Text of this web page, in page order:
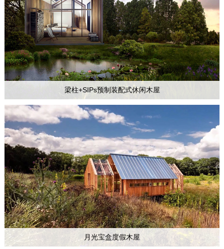
梁柱+SIPs预制装配式休闲木屋
月光宝盒度假木屋